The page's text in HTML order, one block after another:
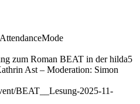
zum Roman BEAT in der hilda5
Ast – Moderation: Simon
BEAT__Lesung-2025-11-